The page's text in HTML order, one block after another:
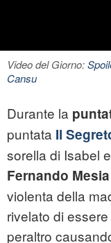
Video del Giorno:
Cansu
Durante la
puntata Il
sorella di Isabel
Fernando Mesia
violenta della
rivelato di
peraltro